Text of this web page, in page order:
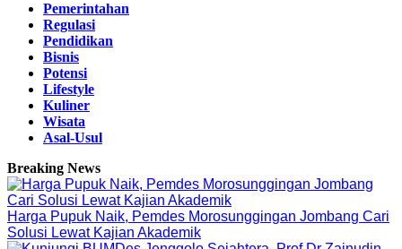
Pemerintahan
Regulasi
Pendidikan
Bisnis
Potensi
Lifestyle
Kuliner
Wisata
Asal-Usul
Breaking News
Harga Pupuk Naik, Pemdes Morosunggingan Jombang Cari
Solusi Lewat Kajian Akademik